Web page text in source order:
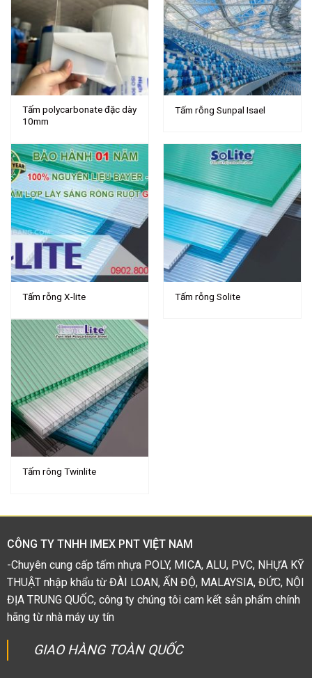
Tấm polycarbonate đặc dày
10mm
Tấm rỗng Sunpal Isael
Tấm rỗng X-lite Tấm rỗng Solite
Tấm rông Twinlite
CÔNG TY TNHH IMEX PNT VIỆT NAM
-Chuyên cung cấp tấm nhựa POLY, MICA, ALU, PVC, NHỰA KỸ
THUẬT nhập khẩu từ ĐÀI LOAN, ẤN ĐỘ, MALAYSIA, ĐỨC, NỘI
ĐỊA TRUNG QUỐC, công ty chúng tôi cam kết sản phẩm chính
hãng từ nhà máy uy tín
GIAO HÀNG TOÀN QUỐC